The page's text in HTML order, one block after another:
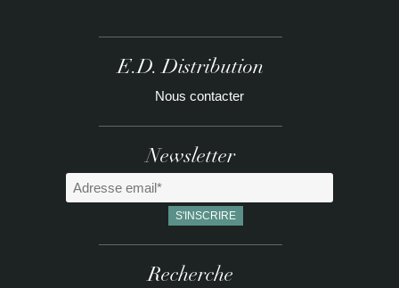
E.D. Distribution
Nous contacter
Newsletter
Recherche